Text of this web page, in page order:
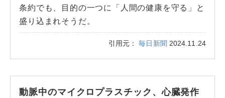
条約でも、目的の一つに「人間の健康を守る」と
盛り込まれそうだ。
引用元：毎日新聞 2024.11.24
動脈中のマイクロプラスチック、心臓発作